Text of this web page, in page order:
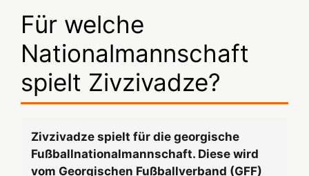
Für welche
Nationalmannschaft
spielt Zivzivadze?
Zivzivadze spielt für die georgische
Fußballnationalmannschaft. Diese wird
vom Georgischen Fußballverband (GFF)